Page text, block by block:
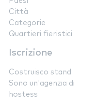
Città
Categorie
Quartieri fieristici
Iscrizione
Costruisco stand
Sono un'agenzia di
hostess